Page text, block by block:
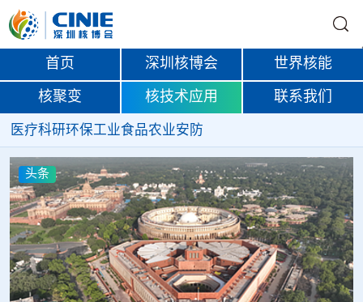
首页 深圳核博会 世界核能
核聚变 核技术应用 联系我们
医疗科研环保工业食品农业安防
头条